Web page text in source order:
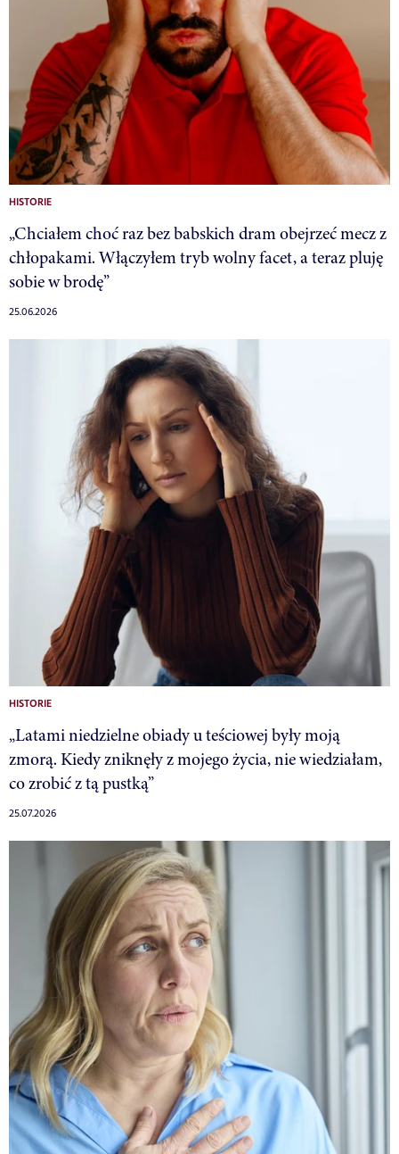
HISTORIE
„Chciałem choć raz bez babskich dram obejrzeć mecz z
chłopakami. Włączyłem tryb wolny facet, a teraz pluję
sobie w brodę”
25.06.2026
HISTORIE
„Latami niedzielne obiady u teściowej były moją
zmorą. Kiedy zniknęły z mojego życia, nie wiedziałam,
co zrobić z tą pustką”
25.07.2026